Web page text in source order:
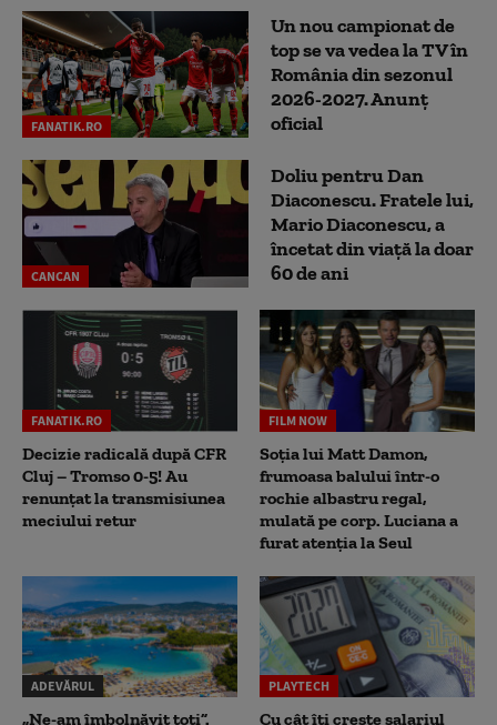
FANATIK.RO
Un nou campionat de
top se va vedea la TV în
România din sezonul
2026-2027. Anunț
oficial
CANCAN
Doliu pentru Dan
Diaconescu. Fratele lui,
Mario Diaconescu, a
încetat din viață la doar
60 de ani
FANATIK.RO
Decizie radicală după CFR
Cluj – Tromso 0-5! Au
renunțat la transmisiunea
meciului retur
FILM NOW
Soția lui Matt Damon,
frumoasa balului într-o
rochie albastru regal,
mulată pe corp. Luciana a
furat atenția la Seul
ADEVĂRUL
„Ne-am îmbolnăvit toți”.
PLAYTECH
Cu cât îți crește salariul